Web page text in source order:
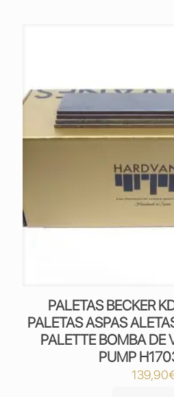
PALETAS BECKER
PALETAS ASPAS
PALETTE BOMBA DE
PUMP
139,90